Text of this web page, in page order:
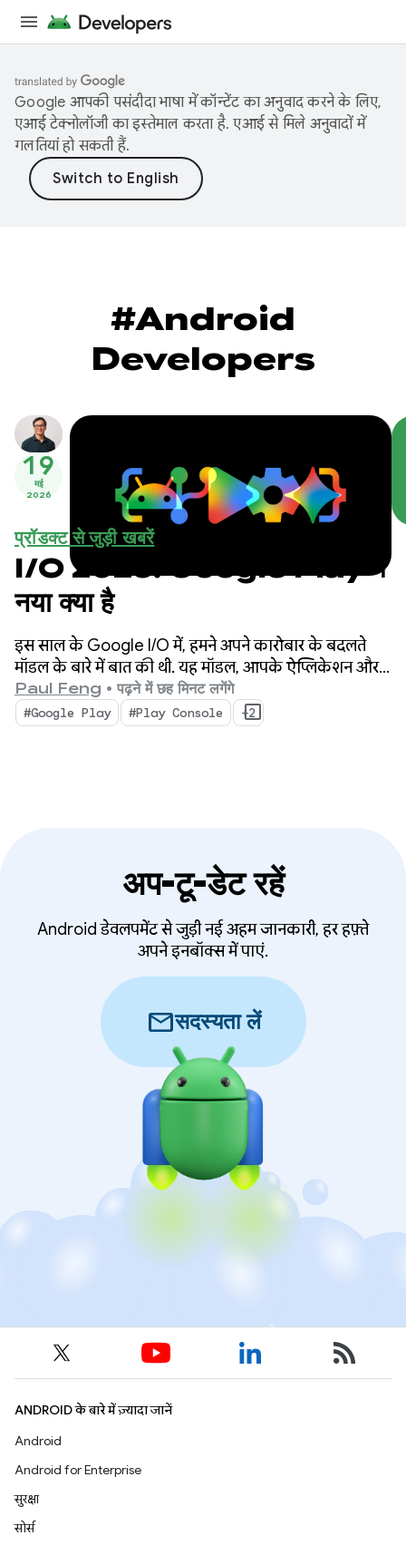
Google आपकी पसंदीदा भाषा में कॉन्टेंट का अनुवाद करने के लिए,
एआई टेक्नोलॉजी का इस्तेमाल करता है. एआई से मिले अनुवादों में
गलतियां हो सकती हैं.
#Android
Developers
19
मई
2026
प्रॉडक्ट से जुड़ी खबरें
I/O 2026: Google Play में
नया क्या है
इस साल के Google I/O में, हमने अपने कारोबार के बदलते
मॉडल के बारे में बात की थी. यह मॉडल, आपके ऐप्लिकेशन और
कॉन्टेंट को स्टोर पर और स्टोर से बाहर खोजने के लिए ज़्यादा
विकल्प और नए तरीके उपलब्ध कराता है. हमने बेहतर टूल और
अहम जानकारी भी लॉन्च की है. इनसे आपको अपने कारोबार को
Paul Feng • पढ़ने में छह मिनट लगेंगे
#Google Play #Play Console +2
अप-टू-डेट रहें
Android डेवलपमेंट से जुड़ी नई अहम जानकारी, हर हफ़्ते
अपने इनबॉक्स में पाएं.
mailसदस्यता लें
ANDROID के बारे में ज़्यादा जानें
Android
Android for Enterprise
सुरक्षा
सोर्स